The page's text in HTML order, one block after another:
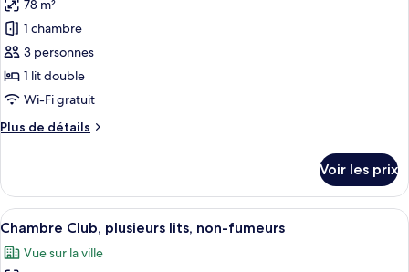
Club
Lounge
Access
photos
pour
ce
type
de
chambre :
Larger
Club
Lounge
Access
78 m²
1 chambre
3 personnes
1 lit double
Wi-Fi gratuit
Plus de détails
Plus
le
type
de
Larger
Voir les prix
Afficher
toutes
les
Une chambre d’hôtel avec deux
9
Chambre Club, plusieurs lits, non-fumeurs
Vue sur la ville